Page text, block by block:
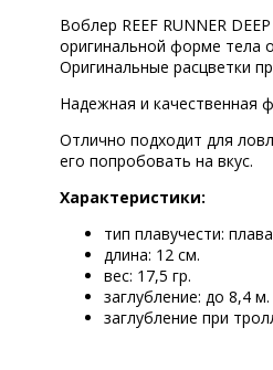
Воблер REEF RUNNER
оригинальной форме тела
Оригинальные расцветки
Надежная и качественная
Отлично подходит для
его попробовать на вкус.
Характеристики:
тип плавучести:
длина: 12 см.
вес: 17,5 гр.
заглубление: до 8,4 м.
заглубление при